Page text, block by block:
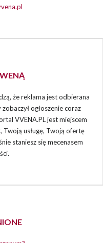
że reklama jest odbierana
ogłoszenie coraz
VVENA.PL jest miejscem
usługę, Twoją ofertę
staniesz się mecenasem